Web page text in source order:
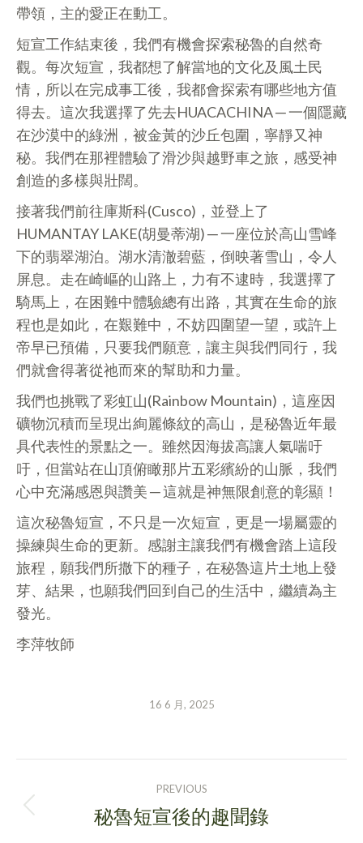
帶領，主的愛正在動工。
短宣工作結束後，我們有機會探索秘魯的自然奇
觀。每次短宣，我都想了解當地的文化及風土民
情，所以在完成事工後，我都會探索有哪些地方值
得去。這次我選擇了先去HUACACHINA ─ 一個隱藏
在沙漠中的綠洲，被金黃的沙丘包圍，寧靜又神
秘。我們在那裡體驗了滑沙與越野車之旅，感受神
創造的多樣與壯闊。
接著我們前往庫斯科(Cusco)，並登上了
HUMANTAY LAKE(胡曼蒂湖) ─ 一座位於高山雪峰
下的翡翠湖泊。湖水清澈碧藍，倒映著雪山，令人
屏息。走在崎嶇的山路上，力有不逮時，我選擇了
騎馬上，在困難中體驗總有出路，其實在生命的旅
程也是如此，在艱難中，不妨四圍望一望，或許上
帝早已預備，只要我們願意，讓主與我們同行，我
們就會得著從祂而來的幫助和力量。
我們也挑戰了彩虹山(Rainbow Mountain)，這座因
礦物沉積而呈現出絢麗條紋的高山，是秘魯近年最
具代表性的景點之一。雖然因海拔高讓人氣喘吁
吁，但當站在山頂俯瞰那片五彩繽紛的山脈，我們
心中充滿感恩與讚美 ─ 這就是神無限創意的彰顯！
這次秘魯短宣，不只是一次短宣，更是一場屬靈的
操練與生命的更新。感謝主讓我們有機會踏上這段
旅程，願我們所撒下的種子，在秘魯這片土地上發
芽、結果，也願我們回到自己的生活中，繼續為主
發光。
李萍牧師
16 6 月, 2025
NAVIGATION
PREVIOUS
Previous
秘魯短宣後的趣聞錄